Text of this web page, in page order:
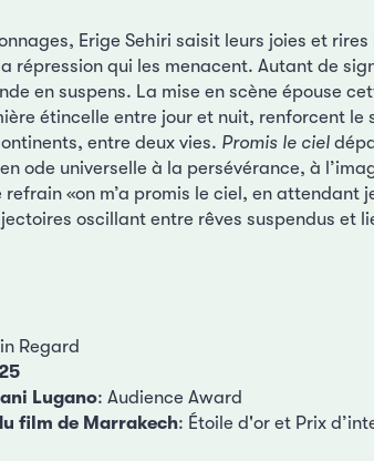
Erige Sehiri saisit leurs joies et
répression qui les menacent. Autant de
en suspens. La mise en scène épouse
étincelle entre jour et nuit, renforcent le
entre deux vies. Promis le ciel
ode universelle à la persévérance, à
«on m’a promis le ciel, en attendant
oscillant entre rêves suspendus et
Regard
Lugano: Audience Award
film de Marrakech: Étoile d'or et Prix